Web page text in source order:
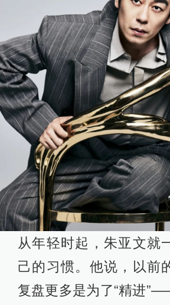
从年轻时起，朱亚文就
己的习惯。他说，以前
复盘更多是为了“精进